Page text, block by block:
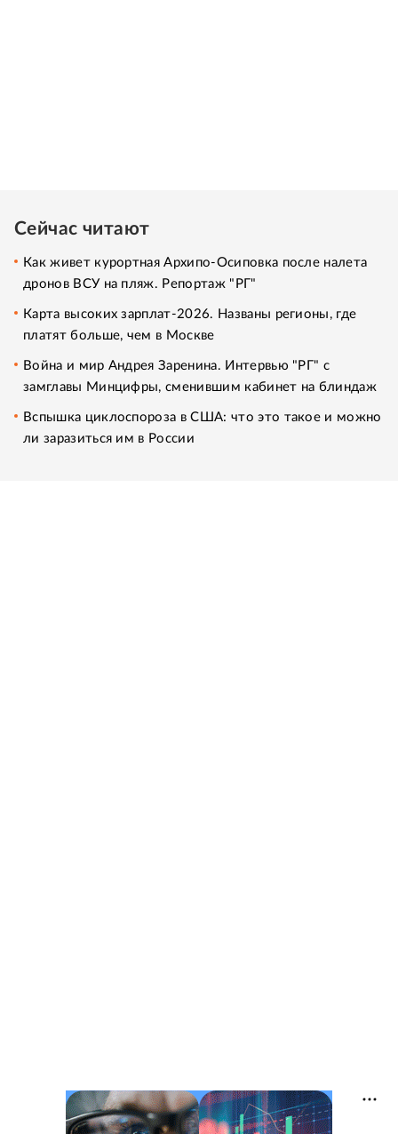
Сейчас читают
Как живет курортная Архипо-Осиповка после налета
дронов ВСУ на пляж. Репортаж "РГ"
Карта высоких зарплат-2026. Названы регионы, где
платят больше, чем в Москве
Война и мир Андрея Заренина. Интервью "РГ" с
замглавы Минцифры, сменившим кабинет на блиндаж
Вспышка циклоспороза в США: что это такое и можно
ли заразиться им в России